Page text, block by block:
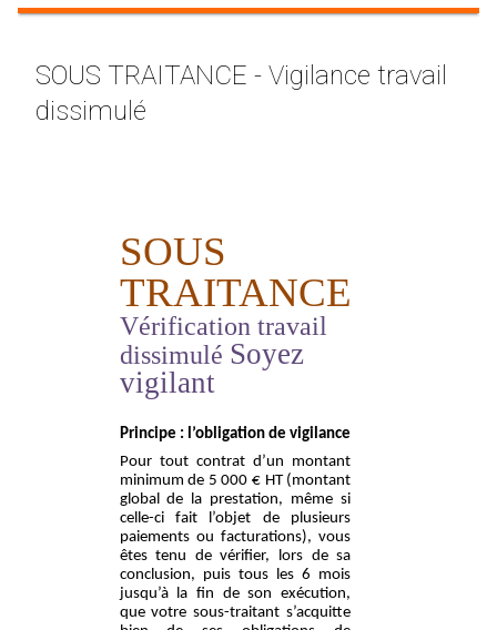
SOUS TRAITANCE - Vigilance travail
dissimulé
SOUS
TRAITANCE
Vérification travail
dissimulé Soyez
vigilant
Principe : l’obligation de vigilance
Pour tout contrat d’un montant
minimum de 5 000 € HT (montant
global de la prestation, même si
celle-ci fait l’objet de plusieurs
paiements ou facturations), vous
êtes tenu de vérifier, lors de sa
conclusion, puis tous les 6 mois
jusqu’à la fin de son exécution,
que votre sous-traitant s’acquitte